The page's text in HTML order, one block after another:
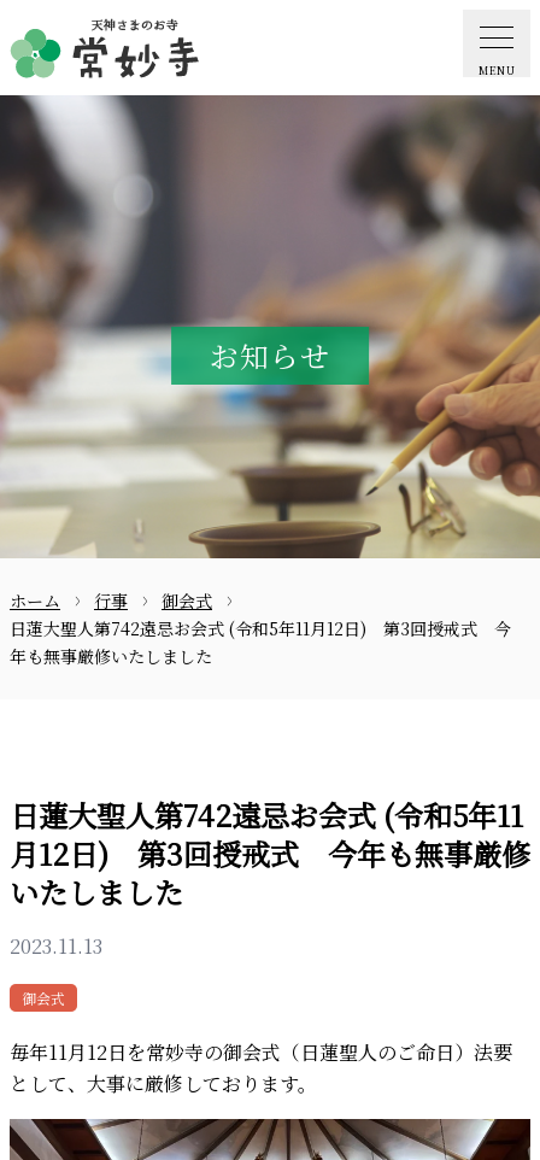
MENU
ホーム
常妙寺紹介
納骨堂・お墓
葬儀・供養・祈祷
ギャラリー
お知らせ
お問合せ
〒870-0133
お知らせ
ホーム 行事
御会式
日蓮大聖人第742遠忌お会式 (令和5年11月12日) 第3回授戒式 今
年も無事厳修いたしました
日蓮大聖人第742遠忌お会式 (令和5年11
月12日) 第3回授戒式 今年も無事厳修
いたしました
2023.11.13
御会式
毎年11月12日を常妙寺の御会式（日蓮聖人のご命日）法要
として、大事に厳修しております。